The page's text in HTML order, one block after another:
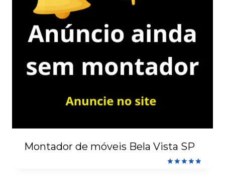
Montador de móveis Bela Vista SP